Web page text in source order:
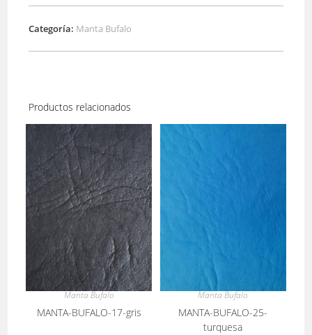
Categoría: Manta Bufalo
Productos relacionados
Manta Bufalo
MANTA-BUFALO-17-gris
Manta Bufalo
MANTA-BUFALO-25-
turquesa